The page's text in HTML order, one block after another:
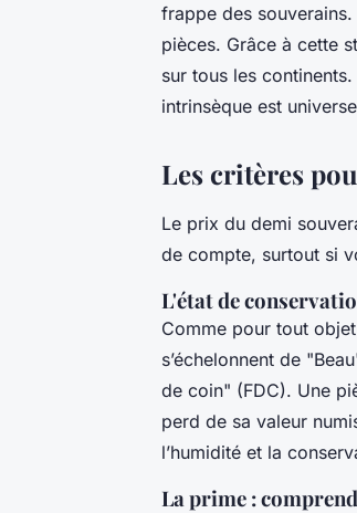
frappe des
pièces. Grâce à cette
sur tous les
intrinsèque est
Les critères
Le prix du demi
de compte, surtout si
L'état de
Comme pour tout
s’échelonnent de
de coin" (FDC). Une
perd de sa valeur
l’humidité et la
La prime :